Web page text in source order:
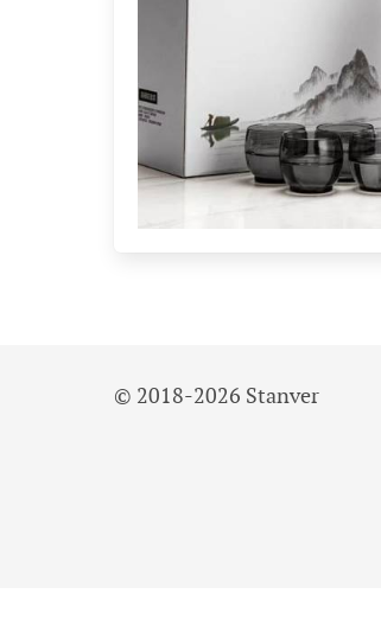
© 2018-2026 Stanver